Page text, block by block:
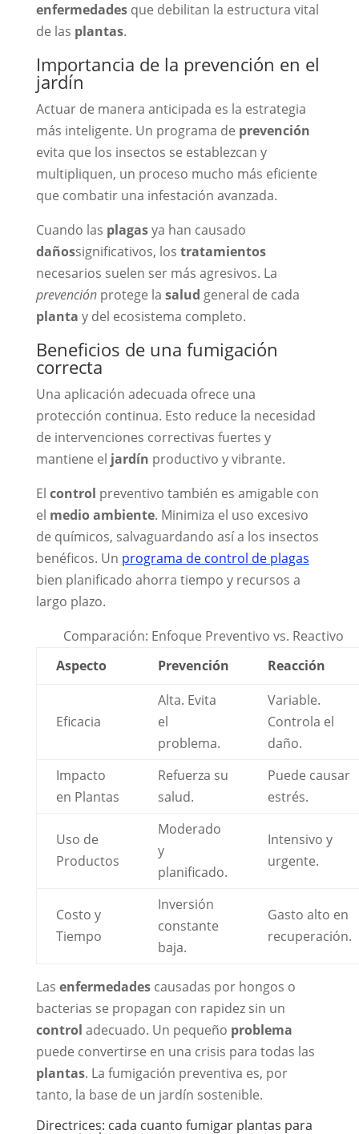
enfermedadesque debilitan la estructura vital
de las plantas.
Importancia de la prevención en el
jardín
Actuar de manera anticipada es la estrategia
más inteligente. Un programa de prevención
evita que los insectos se establezcan y
multipliquen, un proceso mucho más eficiente
que combatir una infestación avanzada.
Cuando las plagasya han causado
dañossignificativos, los tratamientos
necesarios suelen ser más agresivos. La
prevenciónprotege la salud general de cada
planta y del ecosistema completo.
Beneficios de una fumigación
correcta
Una aplicación adecuada ofrece una
protección continua. Esto reduce la necesidad
de intervenciones correctivas fuertes y
mantiene el jardín productivo y vibrante.
El control preventivo también es amigable con
el medio ambiente. Minimiza el uso excesivo
de químicos, salvaguardando así a los insectos
benéficos. Un programa de control de plagas
bien planificado ahorra tiempo y recursos a
largo plazo.
Comparación: Enfoque Preventivo vs. Reactivo
Aspecto
Prevención Reacción
Eficacia
Alta. Evita
el
problema.
Variable.
Controla el
daño.
Impacto
en Plantas
Refuerza su
salud.
Puede causar
estrés.
Uso de
Productos
Moderado
y
planificado.
Intensivo y
urgente.
Costo y
Tiempo
Inversión
constante
baja.
Gasto alto en
recuperación.
Las enfermedadescausadas por hongos o
bacterias se propagan con rapidez sin un
control adecuado. Un pequeño problema
puede convertirse en una crisis para todas las
plantas. La fumigación preventiva es, por
tanto, la base de un jardín sostenible.
Directrices: cada cuanto fumigar plantas para